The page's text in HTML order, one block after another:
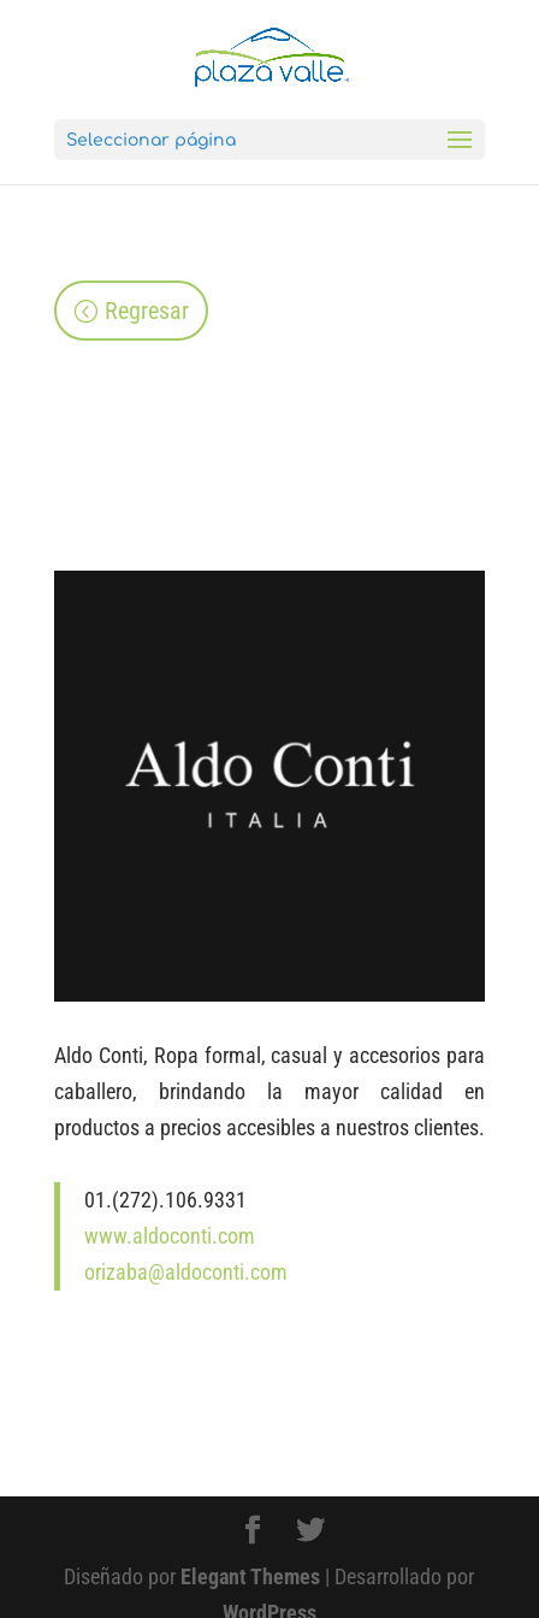
Seleccionar página
Regresar
Aldo Conti, Ropa formal, casual y accesorios para
caballero, brindando la mayor calidad en
productos a precios accesibles a nuestros clientes.
01.(272).106.9331
www.aldoconti.com
orizaba@aldoconti.com
Diseñado por Elegant Themes | Desarrollado por